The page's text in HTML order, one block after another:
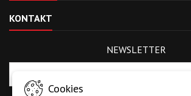
KONTAKT
Cookies
NEWSLETTER